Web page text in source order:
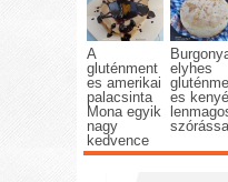
A
gluténment
es amerikai
palacsinta
Mona egyik
nagy
kedvence
elyhes
es